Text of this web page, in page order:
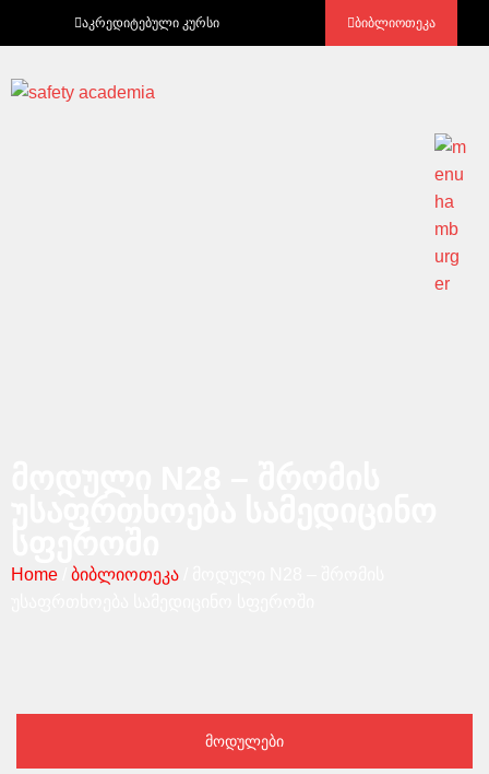
აკრედიტებული კურსი ბიბლიოთეკა
Home ბიბლიოთეკა
მოდულები